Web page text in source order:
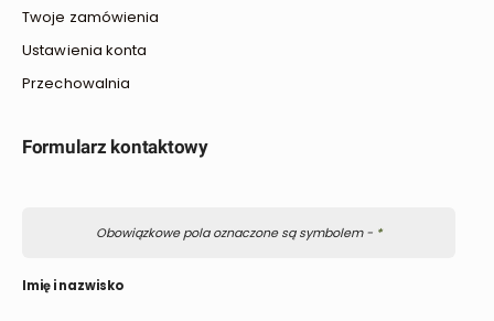
Twoje zamówienia
Ustawienia konta
Przechowalnia
Formularz kontaktowy
Obowiązkowe pola oznaczone są symbolem - *
Imię i nazwisko